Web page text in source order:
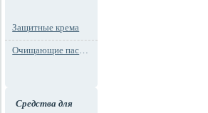
Защитные крема
Очищающие пасты для рук
Средства для